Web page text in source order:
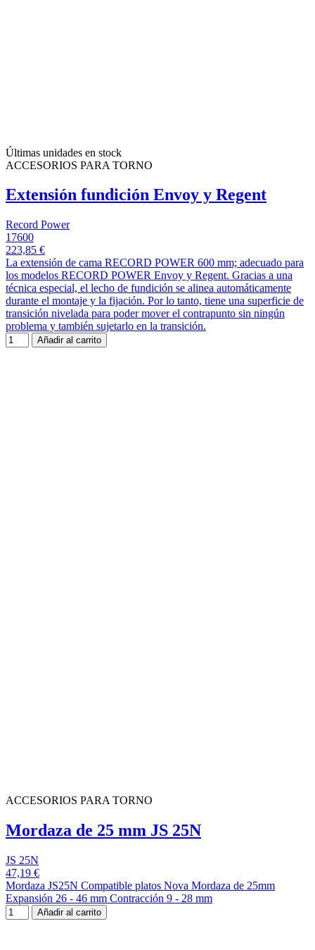
Últimas unidades en stock
ACCESORIOS PARA TORNO
Extensión fundición Envoy y Regent
Record Power
17600
223,85 €
La extensión de cama RECORD POWER 600 mm; adecuado para
los modelos RECORD POWER Envoy y Regent. Gracias a una
técnica especial, el lecho de fundición se alinea automáticamente
durante el montaje y la fijación. Por lo tanto, tiene una superficie de
transición nivelada para poder mover el contrapunto sin ningún
problema y también sujetarlo en la transición.
Añadir al carrito
ACCESORIOS PARA TORNO
Mordaza de 25 mm JS 25N
JS 25N
47,19 €
Mordaza JS25N Compatible platos Nova Mordaza de 25mm
Expansión 26 - 46 mm Contracción 9 - 28 mm
Añadir al carrito